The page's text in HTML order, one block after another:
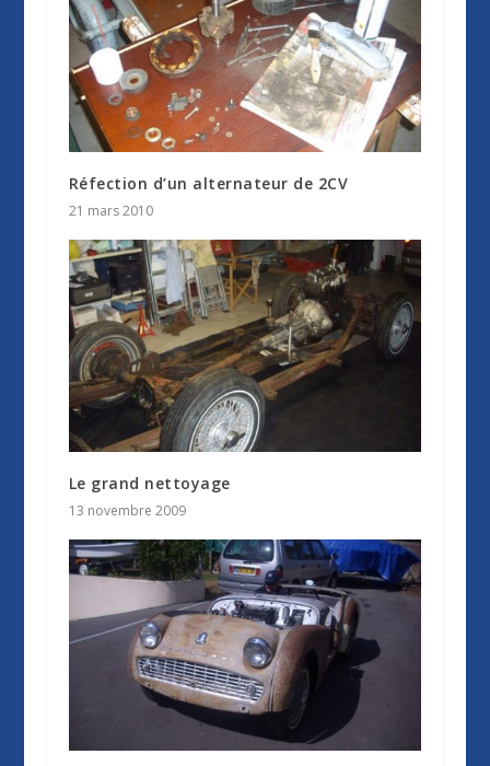
Réfection d’un alternateur de 2CV
21 mars 2010
Le grand nettoyage
13 novembre 2009